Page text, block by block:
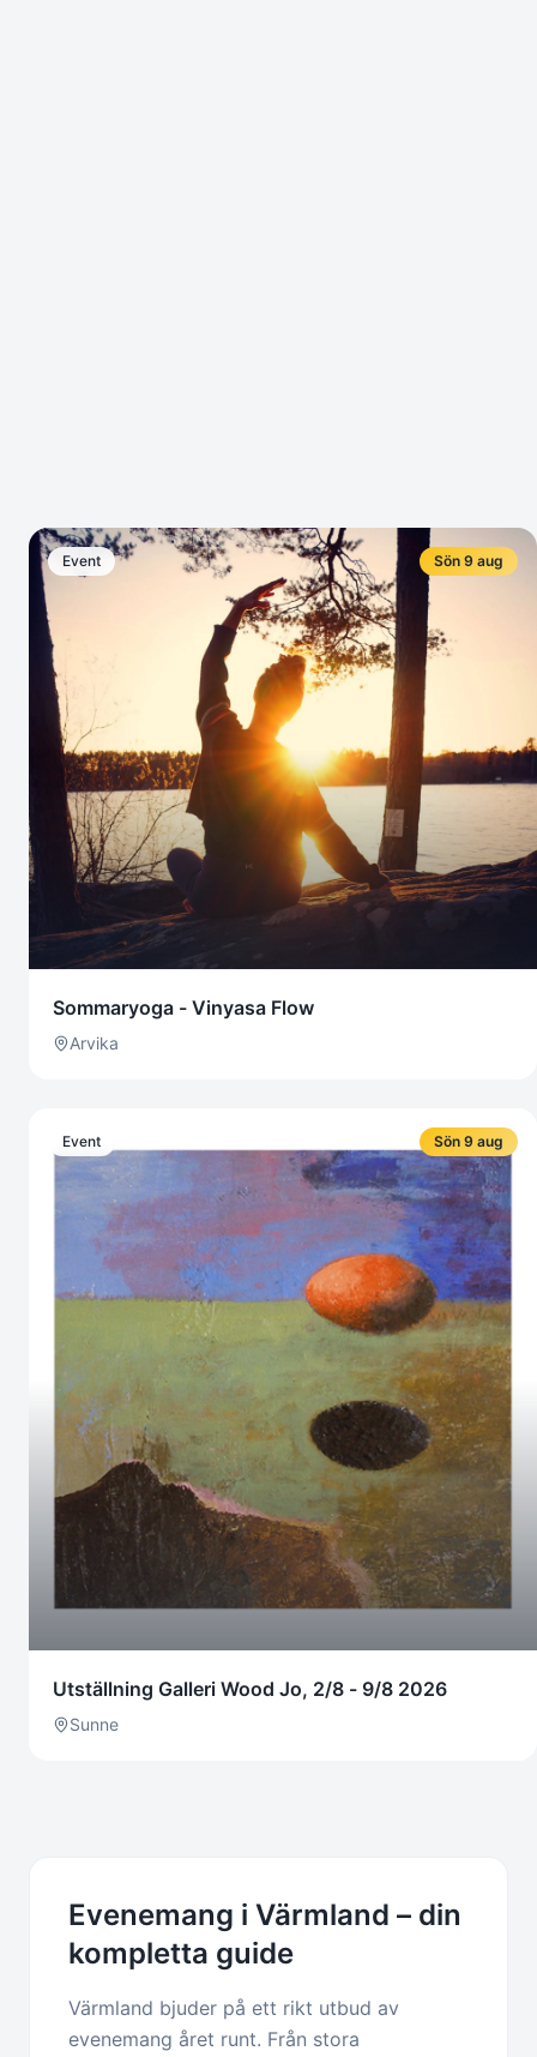
Event Sön 9 aug
Sommaryoga - Vinyasa Flow
Arvika
Event Sön 9 aug
Utställning Galleri Wood Jo, 2/8 - 9/8 2026
Sunne
Evenemang i Värmland – din
kompletta guide
Värmland bjuder på ett rikt utbud av
evenemang året runt. Från stora